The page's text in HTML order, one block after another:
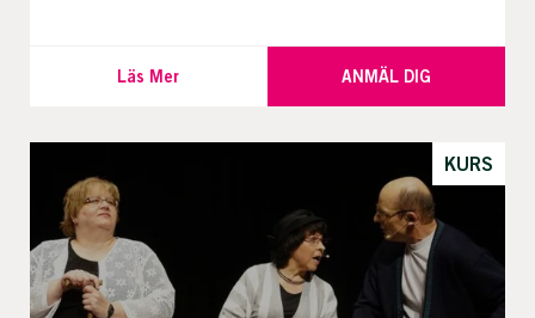
Läs Mer ANMÄL DIG
KURS